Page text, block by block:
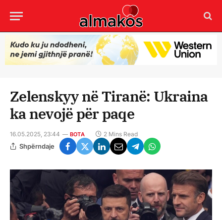
Zelenskyy në Tiranë: Ukraina
ka nevojë për paqe
16.05.2025, 23:44 BOTA 2 Mins Read
Shpërndaje